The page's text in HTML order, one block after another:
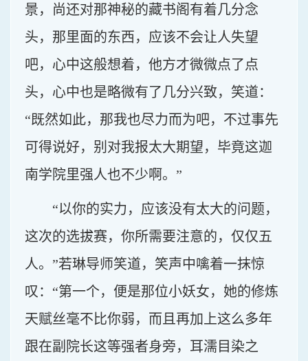
景，尚还对那神秘的藏书阁有着几分念
头，那里面的东西，应该不会让人失望
吧，心中这般想着，他方才微微点了点
头，心中也是略微有了几分兴致，笑道：
“既然如此，那我也尽力而为吧，不过事先
可得说好，别对我报太大期望，毕竟这迦
南学院里强人也不少啊。”
“以你的实力，应该没有太大的问题，
这次的选拔赛，你所需要注意的，仅仅五
人。”若琳导师笑道，笑声中噙着一抹惊
叹：“第一个，便是那位小妖女，她的修炼
天赋丝毫不比你弱，而且再加上这么多年
跟在副院长这等强者身旁，耳濡目染之